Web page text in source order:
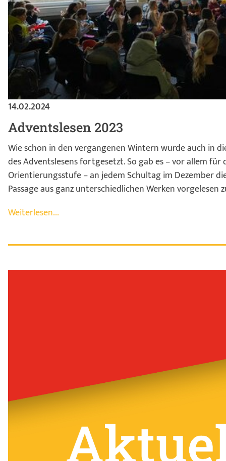
14.02.2024
Adventslesen 2023
Wie schon in den vergangenen Wintern wurde auch in
des Adventslesens fortgesetzt. So gab es – vor allem
Orientierungsstufe – an jedem Schultag im Dezember
Passage aus ganz unterschiedlichen Werken vorgelesen
Weiterlesen...